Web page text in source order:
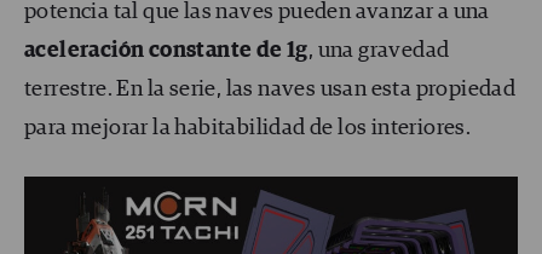
potencia tal que las naves pueden avanzar a una
aceleración constante de 1g, una gravedad
terrestre. En la serie, las naves usan esta propiedad
para mejorar la habitabilidad de los interiores.